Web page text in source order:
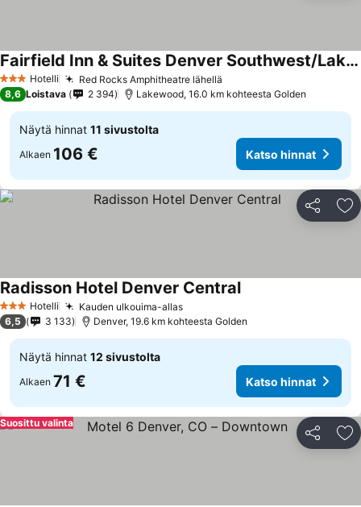
3 Tähtiluokitus
Hotelli Red Rocks Amphitheatre lähellä
Fairfield Inn & Suites Denver Southwest/Lakewood
Katso hinnat
8,6 Loistava 2 394 Lakewood, 16.0 km kohteesta Golden
Näytä hinnat 11 sivustolta
Alkaen 106 € Katso hinnat
Jaa
3 Tähtiluokitus
Hotelli Kauden ulkouima-allasKatso hinnat
Radisson Hotel Denver CentralKatso hinnat
6,5 3 133 Denver, 19.6 km kohteesta Golden
Näytä hinnat 12 sivustolta
Alkaen 71 € Katso hinnat
Jaa
Suosittu valinta